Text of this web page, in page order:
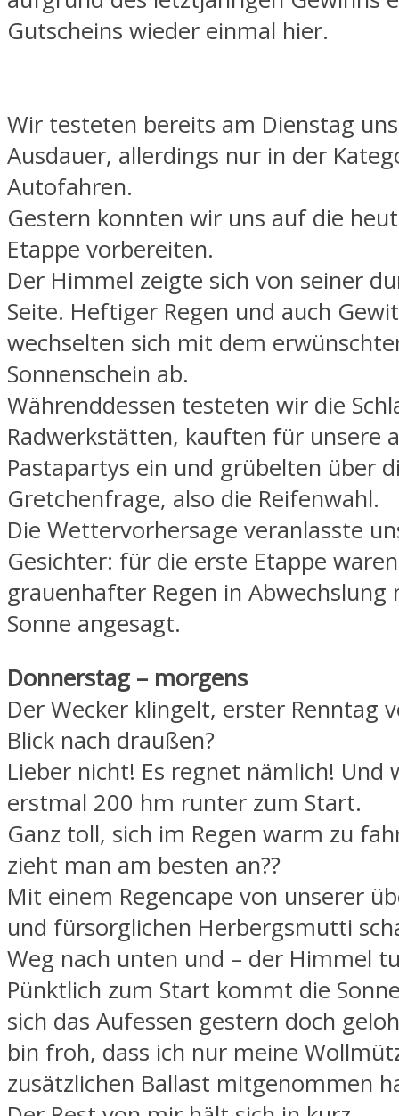
Gutscheins wieder einmal hier.
Wir testeten bereits am Dienstag
Ausdauer, allerdings nur in der
Autofahren.
Gestern konnten wir uns auf die
Etappe vorbereiten.
Der Himmel zeigte sich von seiner
Seite. Heftiger Regen und auch
wechselten sich mit dem
Sonnenschein ab.
Währenddessen testeten wir die
Radwerkstätten, kauften für unsere
Pastapartys ein und grübelten über
Gretchenfrage, also die Reifenwahl.
Die Wettervorhersage veranlasste
Gesichter: für die erste Etappe
grauenhafter Regen in Abwechslung
Sonne angesagt.
Donnerstag – morgens
Der Wecker klingelt, erster Renntag
Blick nach draußen?
Lieber nicht! Es regnet nämlich! Und
erstmal 200 hm runter zum Start.
Ganz toll, sich im Regen warm zu
zieht man am besten an??
Mit einem Regencape von unserer
und fürsorglichen Herbergsmutti
Weg nach unten und – der Himmel
Pünktlich zum Start kommt die
sich das Aufessen gestern doch
bin froh, dass ich nur meine
zusätzlichen Ballast mitgenommen